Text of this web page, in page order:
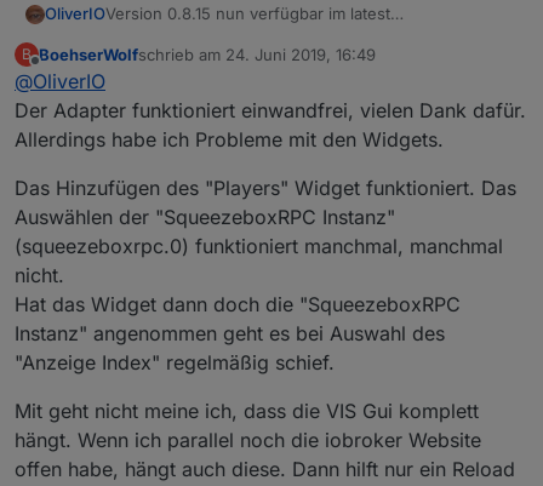
OliverIOVersion 0.8.15 nun verfügbar im latest
man die Synchronisation verschiedener
Umfangreiche Anpassungsmöglichkeiten der Farben
und des Layouts sind möglich.
Hier eine aktuelle Übersicht über die vorhandenen
B
Offline
BoehserWolfschrieb am 24. Juni 2019, 16:49
zuletzt editiert von
@OliverIO
Der Adapter funktioniert einwandfrei, vielen Dank dafür.
Allerdings habe ich Probleme mit den Widgets.
Das Hinzufügen des "Players" Widget funktioniert. Das
Auswählen der "SqueezeboxRPC Instanz"
(squeezeboxrpc.0) funktioniert manchmal, manchmal
nicht.
Hat das Widget dann doch die "SqueezeboxRPC
Instanz" angenommen geht es bei Auswahl des
"Anzeige Index" regelmäßig schief.
Mit geht nicht meine ich, dass die VIS Gui komplett
hängt. Wenn ich parallel noch die iobroker Website
offen habe, hängt auch diese. Dann hilft nur ein Reload